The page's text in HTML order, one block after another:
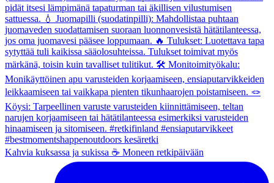
Kahvia kuksassa ja sukissa ☕️ Moneen retkipäivään